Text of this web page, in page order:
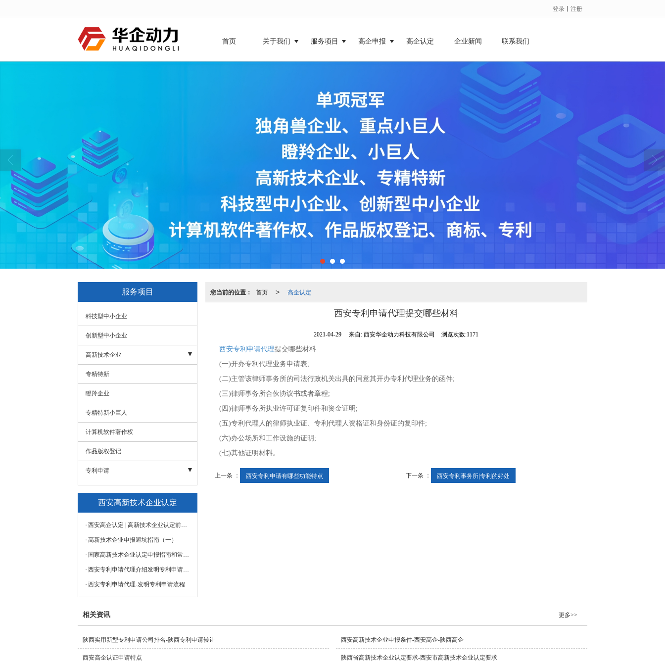
登录 丨 注册
首页 关于我们 服务项目 高企申报 高企认定 企业新闻 联系我们
您当前的位置： 首页 > 高企认定
西安专利申请代理提交哪些材料
2021-04-29 来自:西安华企动力科技有限公司 浏览次数:1171
西安专利申请代理提交哪些材料
(一)开办专利代理业务申请表;
(二)主管该律师事务所的司法行政机关出具的同意其开办专利代理业务的函件;
(三)律师事务所合伙协议书或者章程;
(四)律师事务所执业许可证复印件和资金证明;
(五)专利代理人的律师执业证、专利代理人资格证和身份证的复印件;
(六)办公场所和工作设施的证明;
(七)其他证明材料。
上一条 ： 西安专利申请有哪些功能特点 下一条 ： 西安专利事务所|专利的好处
服务项目
科技型中小企业
创新型中小企业
高新技术企业
- 高企申报
- 申报领域
- 申报好处
- 申报条件
- 所需材料
- 申报流程
专精特新
瞪羚企业
专精特新小巨人
计算机软件著作权
作品版权登记
专利申请
- 外观专利
- 专利转让
- 申请程序
西安高新技术企业认定
西安高企认定 | 高新技术企业认定前期需要做哪些准备？
高新技术企业申报避坑指南（一）
国家高新技术企业认定申报指南和常见问题
西安专利申请代理介绍发明专利申请的流程
西安专利申请代理-发明专利申请流程
相关资讯 更多>>
陕西实用新型专利申请公司排名-陕西专利申请转让 西安高新技术企业申报条件-西安高企-陕西高企
西安高企认证申请特点 陕西省高新技术企业认定要求-西安市高新技术企业认定要求